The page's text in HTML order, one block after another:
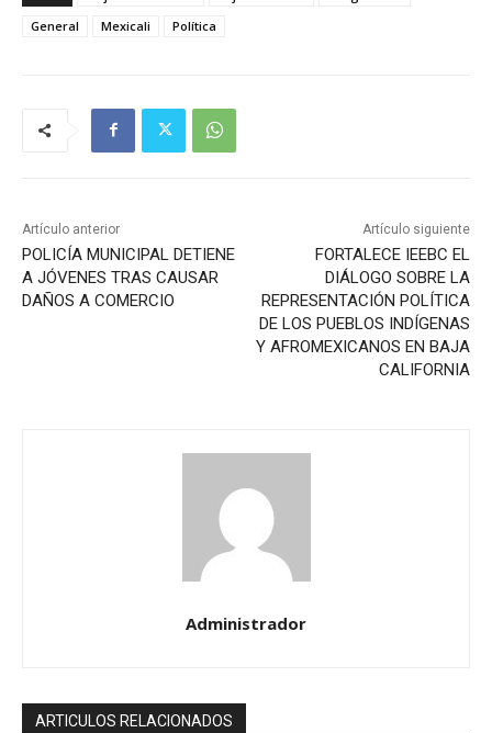
General
Mexicali Política
Artículo anterior
POLICÍA MUNICIPAL DETIENE
A JÓVENES TRAS CAUSAR
DAÑOS A COMERCIO
Artículo siguiente
FORTALECE IEEBC EL
DIÁLOGO SOBRE LA
REPRESENTACIÓN POLÍTICA
DE LOS PUEBLOS INDÍGENAS
Y AFROMEXICANOS EN BAJA
CALIFORNIA
Administrador
ARTICULOS RELACIONADOS